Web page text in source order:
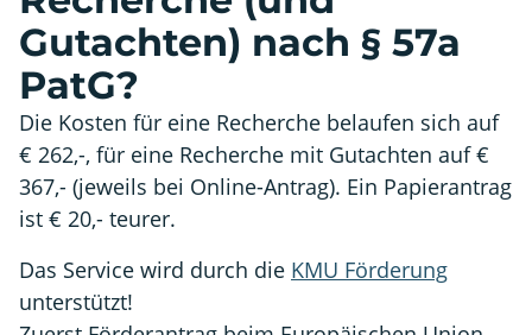
Gutachten) nach § 57a
PatG?
Die Kosten für eine Recherche belaufen sich auf
€ 262,-, für eine Recherche mit Gutachten auf €
367,- (jeweils bei Online-Antrag). Ein Papierantrag
ist € 20,- teurer.
Das Service wird durch die KMU Förderung
unterstützt!